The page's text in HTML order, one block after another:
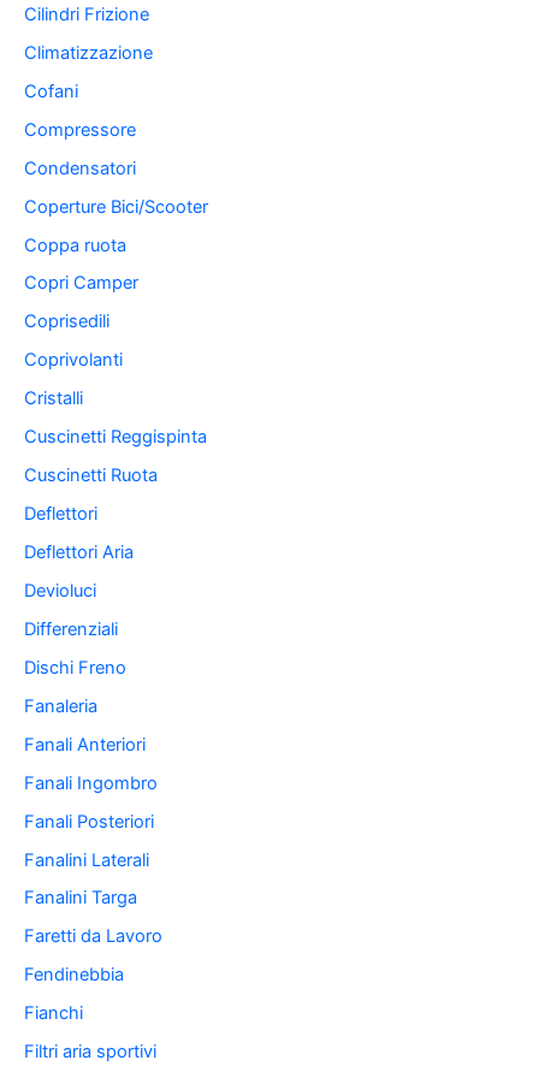
Cilindri Frizione
Climatizzazione
Cofani
Compressore
Condensatori
Coperture Bici/Scooter
Coppa ruota
Copri Camper
Coprisedili
Coprivolanti
Cristalli
Cuscinetti Reggispinta
Cuscinetti Ruota
Deflettori
Deflettori Aria
Devioluci
Differenziali
Dischi Freno
Fanaleria
Fanali Anteriori
Fanali Ingombro
Fanali Posteriori
Fanalini Laterali
Fanalini Targa
Faretti da Lavoro
Fendinebbia
Fianchi
Filtri aria sportivi